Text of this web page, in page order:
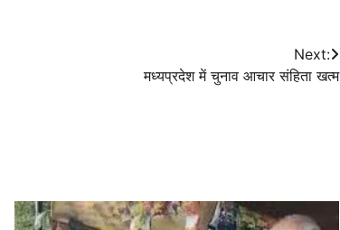
Next:
मध्यप्रदेश में चुनाव आचार संहिता खत्म